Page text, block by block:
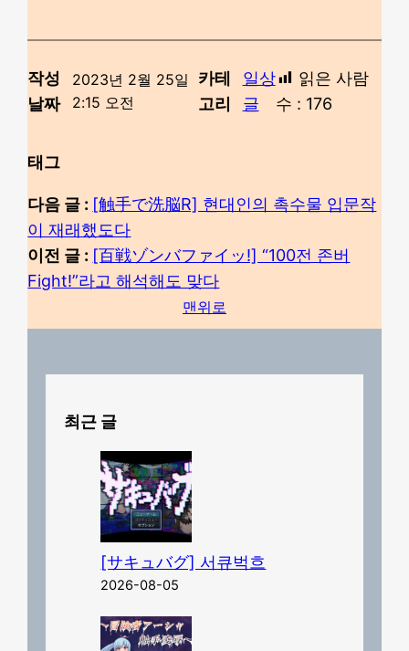
작성
날짜
2023년 2월 25일
2:15 오전
카테
고리
일상
글
읽은 사람
수 : 176
태그
다음 글 : [触手で洗脳R] 현대인의 촉수물 입문작
이 재래했도다
이전 글 : [百戦ゾンバファイッ!] “100전 존버
Fight!”라고 해석해도 맞다
맨위로
최근 글
[サキュバグ] 서큐벅흐
2026-08-05